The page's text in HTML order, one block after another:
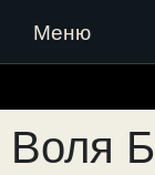
Меню
к
содержимому
Воля